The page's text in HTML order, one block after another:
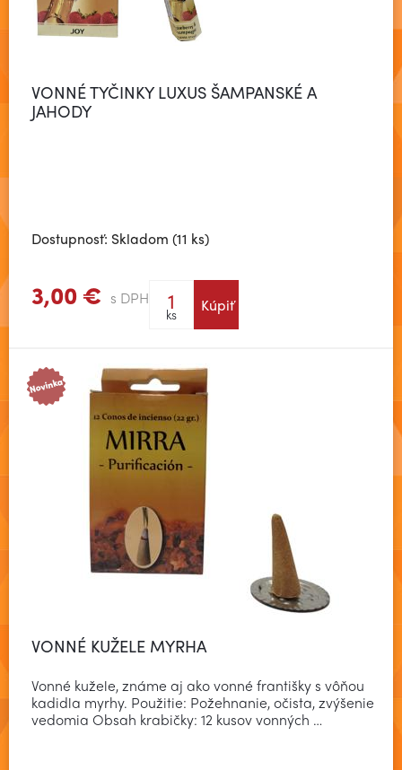
VONNÉ TYČINKY LUXUS ŠAMPANSKÉ A
JAHODY
Dostupnosť: Skladom (11 ks)
3,00 € s DPH
ks Kúpiť
Zobraziť viac
VONNÉ KUŽELE MYRHA
Vonné kužele, známe aj ako vonné františky s vôňou
kadidla myrhy. Použitie: Požehnanie, očista, zvýšenie
vedomia Obsah krabičky: 12 kusov vonných …